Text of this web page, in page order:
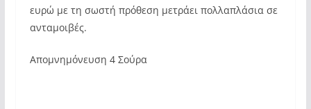
ευρώ με τη σωστή πρόθεση μετράει πολλαπλάσια σε
ανταμοιβές.
Απομνημόνευση 4 Σούρα